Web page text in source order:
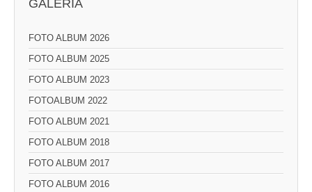
GALERIA
FOTO ALBUM 2026
FOTO ALBUM 2025
FOTO ALBUM 2023
FOTOALBUM 2022
FOTO ALBUM 2021
FOTO ALBUM 2018
FOTO ALBUM 2017
FOTO ALBUM 2016